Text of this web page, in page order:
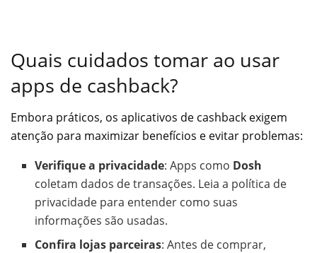
Quais cuidados tomar ao usar
apps de cashback?
Embora práticos, os aplicativos de cashback exigem
atenção para maximizar benefícios e evitar problemas:
Verifique a privacidade: Apps como Dosh
coletam dados de transações. Leia a política de
privacidade para entender como suas
informações são usadas.
Confira lojas parceiras: Antes de comprar,